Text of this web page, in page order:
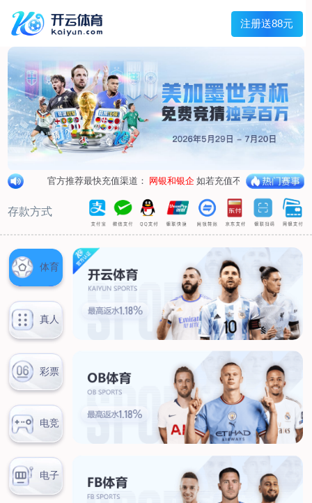
首页
关于我们
荣誉资质
合作伙伴
产品中心
烤箱纸
蜡纸
防油纸
糖果包装纸
汉堡包装纸
包肉纸
吸油纸
新闻展示
公司新闻
行业资讯
联系我们
联系方式
客户留言